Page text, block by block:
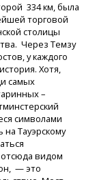
334 км, была
торговой
столицы
Через Темзу
у каждого
Хотя,
самых
–
символами
на Тауэрскому
видом
— это